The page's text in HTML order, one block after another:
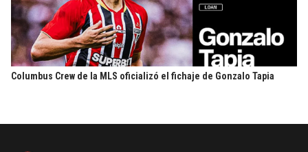
Columbus Crew de la MLS oficializó el fichaje de Gonzalo Tapia